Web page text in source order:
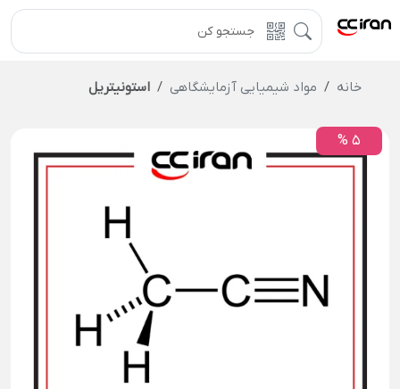
خانه مواد شیمیایی آزمایشگاهی استونیتریل
5 %